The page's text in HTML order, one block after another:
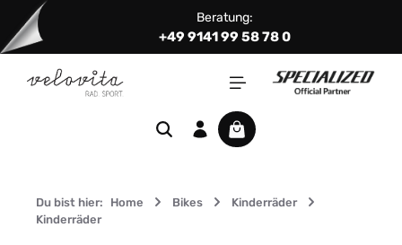
Zum Hauptinhalt springen Beratung:
+49 9141 99 58 78 0
Warenkorb enthält 0
Du bist hier: Home Bikes
Kinderräder
Kinderräder